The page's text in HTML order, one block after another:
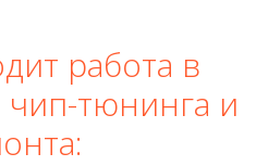
работа в
тюнинга и